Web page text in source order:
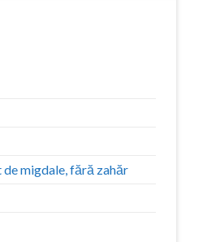
migdale, fără zahăr